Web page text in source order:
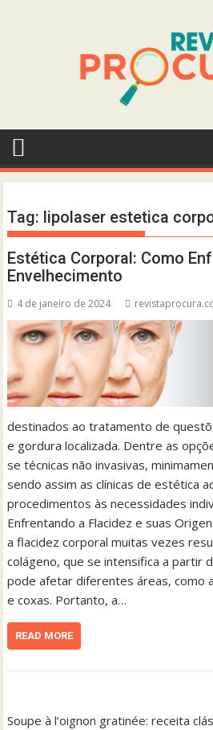
Tag: lipolaser estetica
Estética Corporal: Como
Envelhecimento
4 de janeiro de 2024
destinados ao tratamento de
e gordura localizada. Dentre as
se técnicas não invasivas,
sendo assim as clínicas de estética
procedimentos às necessidades
Enfrentando a Flacidez e suas
a flacidez corporal muitas vezes
colágeno, que se intensifica a partir
pode afetar diferentes áreas, como
e coxas. Portanto, a…
READ MORE
Soupe à l’oignon gratinée: receita